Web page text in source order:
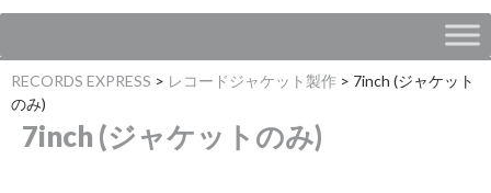
RECORDS EXPRESS > レコードジャケット製作 > 7inch (ジャケット
のみ)
7inch (ジャケットのみ)